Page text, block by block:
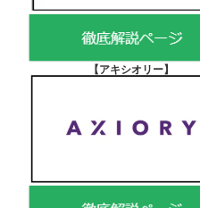
【アキシオリー】